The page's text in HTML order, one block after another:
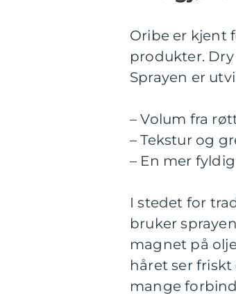
Oribe er kjent
produkter.
Sprayen er
– Volum fra
– Tekstur og
– En mer
I stedet for
bruker
magnet på
håret ser
mange